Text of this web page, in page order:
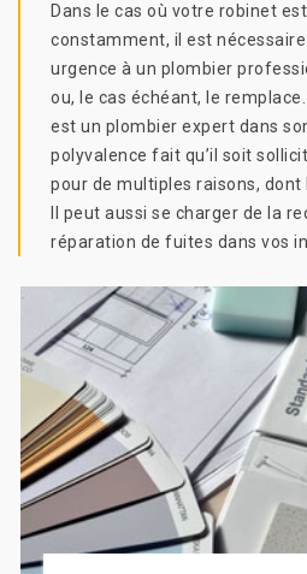
Dans le cas où votre robinet
constamment, il est
urgence à un plombier
ou, le cas échéant, le
est un plombier expert dans
polyvalence fait qu’il soit
pour de multiples raisons,
Il peut aussi se charger de la
réparation de fuites dans vos